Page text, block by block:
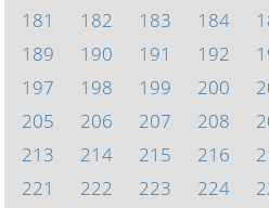
181
182 183 184
189
190 191 192
197
198 199 200
205
206 207 208
213
214 215 216
221
222 223 224